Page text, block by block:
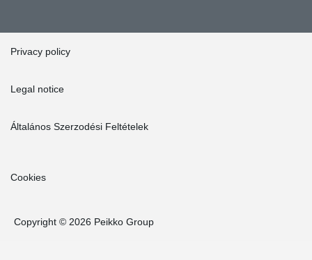
Privacy policy
Legal notice
Általános Szerzodési Feltételek
Cookies
Copyright © 2026 Peikko Group